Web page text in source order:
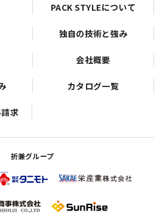
PACK STYLEについて
独自の技術と強み
会社概要
カタログ一覧
求
折兼グループ